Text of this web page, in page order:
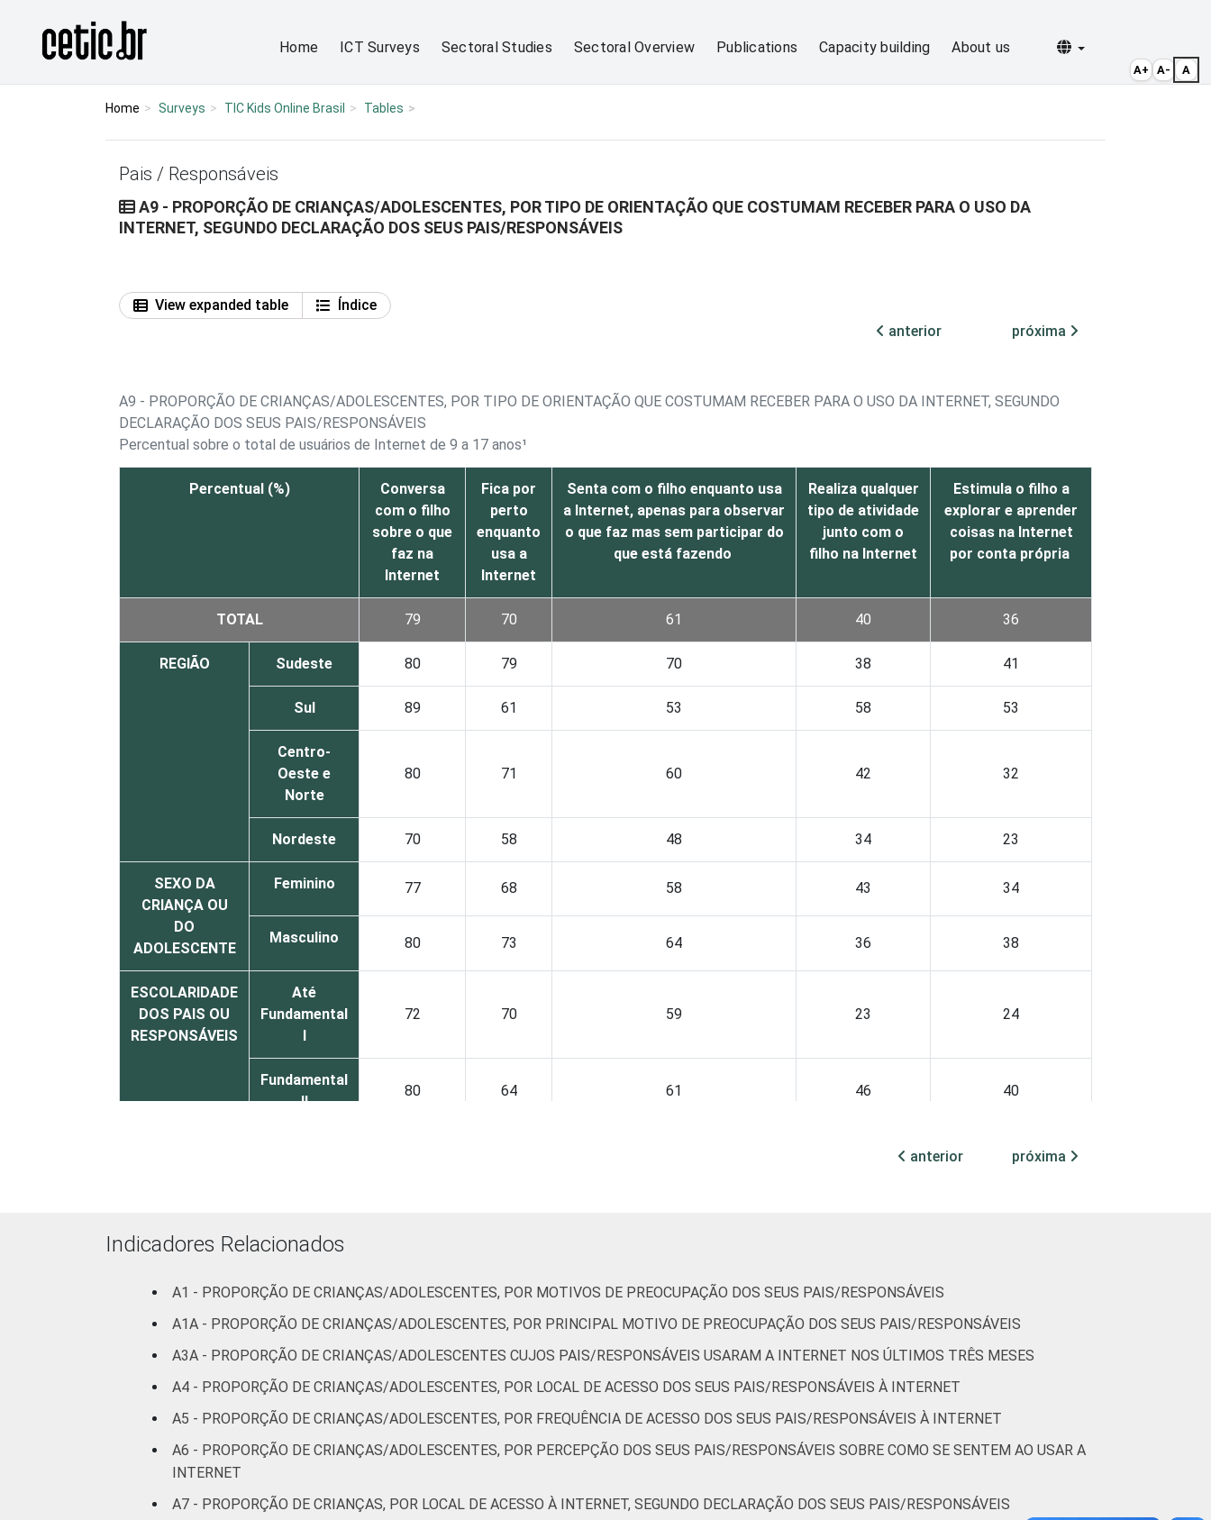
Página inicial
Home ICT Surveys Sectoral Studies Sectoral Overview Publications Capacity building About us Selecionar idioma
Home Surveys TIC Kids Online Brasil Tables
Pais / Responsáveis
A9 - PROPORÇÃO DE CRIANÇAS/ADOLESCENTES, POR TIPO DE ORIENTAÇÃO QUE COSTUMAM RECEBER PARA O USO DA
INTERNET, SEGUNDO DECLARAÇÃO DOS SEUS PAIS/RESPONSÁVEIS
View expanded table
Índice
anterior
próxima
A9 - PROPORÇÃO DE CRIANÇAS/ADOLESCENTES, POR TIPO DE ORIENTAÇÃO QUE COSTUMAM RECEBER PARA O USO DA INTERNET, SEGUNDO
DECLARAÇÃO DOS SEUS PAIS/RESPONSÁVEIS
Percentual sobre o total de usuários de Internet de 9 a 17 anos¹
Percentual (%)
Conversa
com o filho
sobre o que
faz na
Internet
Fica por
perto
enquanto
usa a
Internet
Senta com o filho enquanto usa
a Internet, apenas para observar
o que faz mas sem participar do
que está fazendo
Realiza qualquer
tipo de atividade
junto com o
filho na Internet
Estimula o filho a
explorar e aprender
coisas na Internet
por conta própria
TOTAL 79 70 61 40 36
REGIÃO Sudeste 80 79 70 38 41
Sul 89 61 53 58 53
Centro-
Oeste e
Norte
80 71 60 42 32
Nordeste 70 58 48 34 23
SEXO DA
CRIANÇA OU
DO
ADOLESCENTE
Feminino 77 68 58 43 34
Masculino 80 73 64 36 38
ESCOLARIDADE
DOS PAIS OU
RESPONSÁVEIS
Até
Fundamental
I
72 70 59 23 24
Fundamental
II
80 64 61 46 40
52
DA CRIANÇA
OU DO
anos
anos
83 76 67 45
De 13 a 14
anos
85 69 66 34 39
De 15 a 17
68 62 49 34
RENDA
FAMILIAR
anterior próxima
Indicadores Relacionados
A1 - PROPORÇÃO DE CRIANÇAS/ADOLESCENTES, POR MOTIVOS DE PREOCUPAÇÃO DOS SEUS PAIS/RESPONSÁVEIS
A1A - PROPORÇÃO DE CRIANÇAS/ADOLESCENTES, POR PRINCIPAL MOTIVO DE PREOCUPAÇÃO DOS SEUS PAIS/RESPONSÁVEIS
A3A - PROPORÇÃO DE CRIANÇAS/ADOLESCENTES CUJOS PAIS/RESPONSÁVEIS USARAM A INTERNET NOS ÚLTIMOS TRÊS MESES
A4 - PROPORÇÃO DE CRIANÇAS/ADOLESCENTES, POR LOCAL DE ACESSO DOS SEUS PAIS/RESPONSÁVEIS À INTERNET
A5 - PROPORÇÃO DE CRIANÇAS/ADOLESCENTES, POR FREQUÊNCIA DE ACESSO DOS SEUS PAIS/RESPONSÁVEIS À INTERNET
A6 - PROPORÇÃO DE CRIANÇAS/ADOLESCENTES, POR PERCEPÇÃO DOS SEUS PAIS/RESPONSÁVEIS SOBRE COMO SE SENTEM AO USAR A
INTERNET
A7 - PROPORÇÃO DE CRIANÇAS, POR LOCAL DE ACESSO À INTERNET, SEGUNDO DECLARAÇÃO DOS SEUS PAIS/RESPONSÁVEIS
A+ A- A